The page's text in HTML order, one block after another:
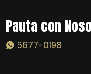
Pauta con
6677-0198